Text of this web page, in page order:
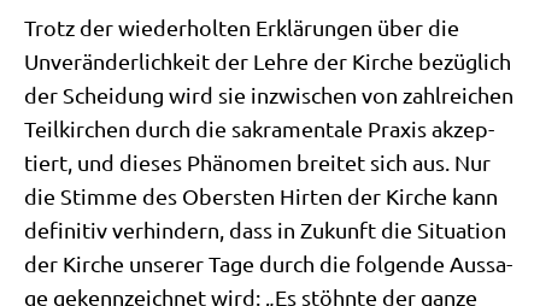
Trotz der wie­der­hol­ten Erklä­run­gen über die
Unver­än­der­lich­keit der Leh­re der Kir­che bezüg­lich
der Schei­dung wird sie inzwi­schen von zahl­rei­chen
Teil­kir­chen durch die sakra­men­ta­le Pra­xis akzep­
tiert, und die­ses Phä­no­men brei­tet sich aus. Nur
die Stim­me des Ober­sten Hir­ten der Kir­che kann
defi­ni­tiv ver­hin­dern, dass in Zukunft die Situa­ti­on
der Kir­che unse­rer Tage durch die fol­gen­de Aus­sa­
ge gekenn­zeich­net wird: „Es stöhn­te der gan­ze